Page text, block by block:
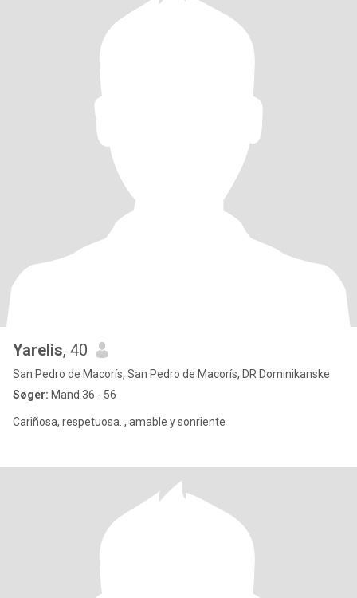
Yarelis, 40
San Pedro de Macorís, San Pedro de Macorís, DR Dominikanske
Søger: Mand 36 - 56
Cariñosa, respetuosa. , amable y sonriente